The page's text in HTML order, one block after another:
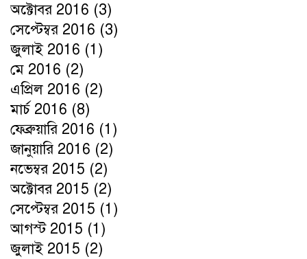
অক্টোবর 2016 (3)
সেপ্টেম্বর 2016 (3)
জুলাই 2016 (1)
মে 2016 (2)
এপ্রিল 2016 (2)
মার্চ 2016 (8)
ফেব্রুয়ারি 2016 (1)
জানুয়ারি 2016 (2)
নভেম্বর 2015 (2)
অক্টোবর 2015 (2)
সেপ্টেম্বর 2015 (1)
আগস্ট 2015 (1)
জুলাই 2015 (2)